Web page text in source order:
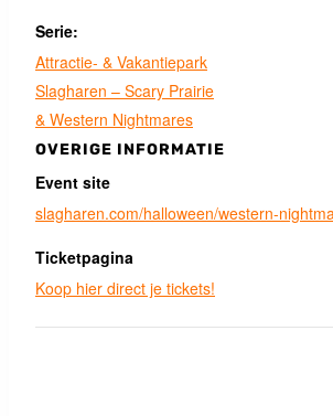
Serie:
Attractie- & Vakantiepark
Slagharen – Scary Prairie
& Western Nightmares
OVERIGE INFORMATIE
Event site
slagharen.com/halloween/western-
Ticketpagina
Koop hier direct je tickets!